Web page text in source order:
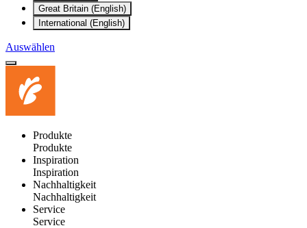
Great Britain (English)
International (English)
Auswählen
Produkte
Produkte
Inspiration
Inspiration
Nachhaltigkeit
Nachhaltigkeit
Service
Service